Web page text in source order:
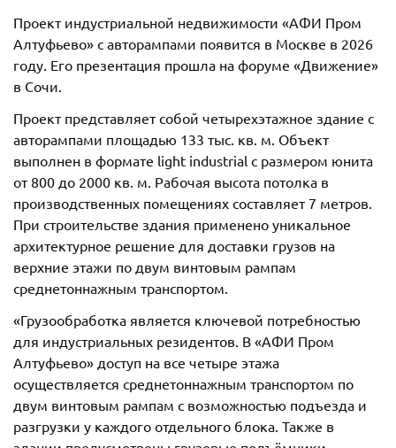
Проект индустриальной недвижимости «АФИ Пром
Алтуфьево» с авторампами появится в Москве в 2026
году. Его презентация прошла на форуме «Движение»
в Сочи.
Проект представляет собой четырехэтажное здание с
авторампами площадью 133 тыс. кв. м. Объект
выполнен в формате light industrial с размером юнита
от 800 до 2000 кв. м. Рабочая высота потолка в
производственных помещениях составляет 7 метров.
При строительстве здания применено уникальное
архитектурное решение для доставки грузов на
верхние этажи по двум винтовым рампам
среднетоннажным транспортом.
«Грузообработка является ключевой потребностью
для индустриальных резидентов. В «АФИ Пром
Алтуфьево» доступ на все четыре этажа
осуществляется среднетоннажным транспортом по
двум винтовым рампам с возможностью подъезда и
разгрузки у каждого отдельного блока. Также в